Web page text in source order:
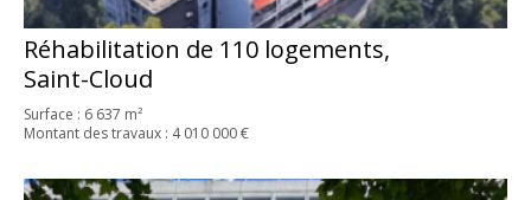
Réhabilitation de 110 logements,
Saint-Cloud
Surface : 6 637 m²
Montant des travaux : 4 010 000 €